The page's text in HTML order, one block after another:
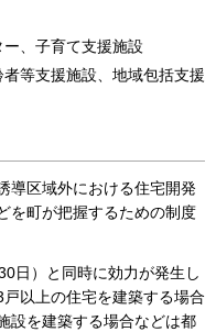
、子育て支援施設
等支援施設、地域包括支援
導区域外における住宅開発
を町が把握するための制度
日）と同時に効力が発生し
以上の住宅を建築する場合
設を建築する場合などは都